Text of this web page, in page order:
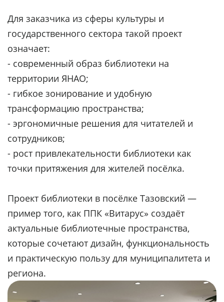
Для заказчика из сферы культуры и
государственного сектора такой проект
означает:
- современный образ библиотеки на
территории ЯНАО;
- гибкое зонирование и удобную
трансформацию пространства;
- эргономичные решения для читателей и
сотрудников;
- рост привлекательности библиотеки как
точки притяжения для жителей посёлка.
Проект библиотеки в посёлке Тазовский —
пример того, как ППК «Витарус» создаёт
актуальные библиотечные пространства,
которые сочетают дизайн, функциональность
и практическую пользу для муниципалитета и
региона.